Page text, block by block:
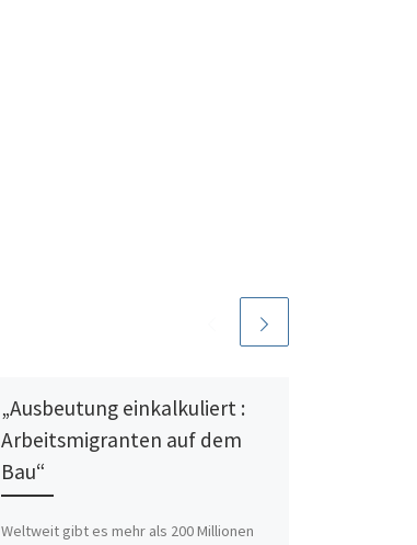
„Ausbeutung einkalkuliert :
Arbeitsmigranten auf dem
Bau“
Weltweit gibt es mehr als 200 Millionen